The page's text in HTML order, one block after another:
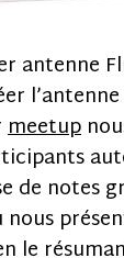
antenne
meetup
de notes